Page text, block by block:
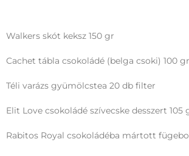
Walkers skót keksz 150 gr
Cachet tábla csokoládé (belga csoki) 100 gr
Téli varázs gyümölcstea 20 db filter
Elit Love csokoládé szívecske desszert 105
Rabitos Royal csokoládéba mártott